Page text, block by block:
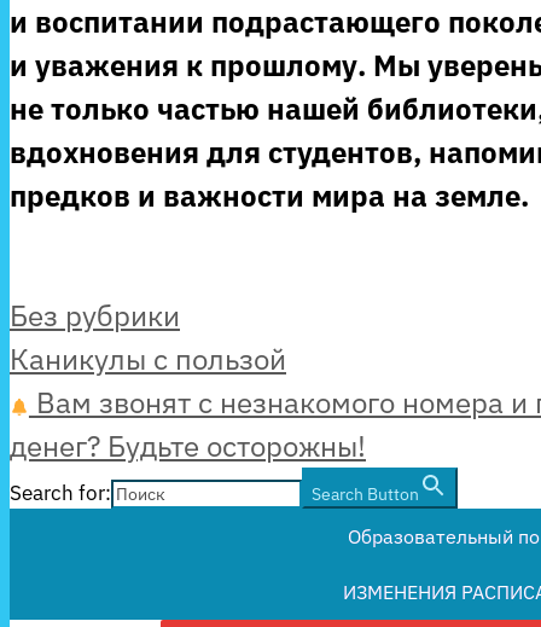
и воспитании подрастающего
и уважения к прошлому. Мы
не только частью нашей
вдохновения для студентов,
предков и важности мира на земле.
Рубрики
Без рубрики
Каникулы с пользой
Вам звонят с незнакомого номера
денег? Будьте осторожны!
Search for: Search Button
Образовательный
ИЗМЕНЕНИЯ